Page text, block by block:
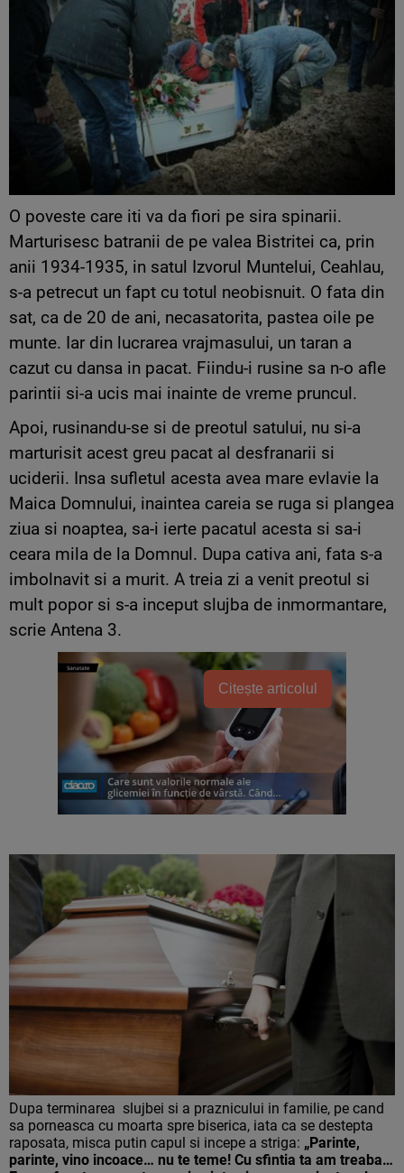
O poveste care iti va da fiori pe sira spinarii.
Marturisesc batranii de pe valea Bistritei ca, prin
anii 1934-1935, in satul Izvorul Muntelui, Ceahlau,
s-a petrecut un fapt cu totul neobisnuit. O fata din
sat, ca de 20 de ani, necasatorita, pastea oile pe
munte. Iar din lucrarea vrajmasului, un taran a
cazut cu dansa in pacat. Fiindu-i rusine sa n-o afle
parintii si-a ucis mai inainte de vreme pruncul.
Apoi, rusinandu-se si de preotul satului, nu si-a
marturisit acest greu pacat al desfranarii si
uciderii. Insa sufletul acesta avea mare evlavie la
Maica Domnului, inaintea careia se ruga si plangea
ziua si noaptea, sa-i ierte pacatul acesta si sa-i
ceara mila de la Domnul. Dupa cativa ani, fata s-a
imbolnavit si a murit. A treia zi a venit preotul si
mult popor si s-a inceput slujba de inmormantare,
scrie Antena 3.
Citește articolul
Dupa terminarea slujbei si a praznicului in familie, pe cand
sa porneasca cu moarta spre biserica, iata ca se destepta
raposata, misca putin capul si incepe a striga: „Parinte,
parinte, vino incoace… nu te teme! Cu sfintia ta am treaba…